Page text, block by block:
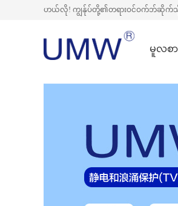
ဟယ်လို! ကျွန်ုပ်တို့၏တရားဝင်ဝက်ဘ်ဆိုက်
မူလစ